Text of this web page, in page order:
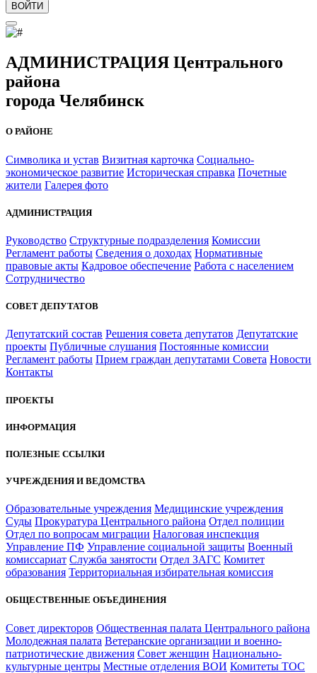
ВОЙТИ
АДМИНИСТРАЦИЯ Центрального
района
города Челябинск
О РАЙОНЕ
Символика и устав Визитная карточка Социально-
экономическое развитие Историческая справка Почетные
жители Галерея фото
АДМИНИСТРАЦИЯ
Руководство Структурные подразделения Комиссии
Регламент работы Сведения о доходах Нормативные
правовые акты Кадровое обеспечение Работа с населением
Сотрудничество
СОВЕТ ДЕПУТАТОВ
Депутатский состав Решения совета депутатов Депутатские
проекты Публичные слушания Постоянные комиссии
Регламент работы Прием граждан депутатами Совета Новости
Контакты
ПРОЕКТЫ
ИНФОРМАЦИЯ
ПОЛЕЗНЫЕ ССЫЛКИ
УЧРЕЖДЕНИЯ И ВЕДОМСТВА
Образовательные учреждения Медицинские учреждения
Суды Прокуратура Центрального района Отдел полиции
Отдел по вопросам миграции Налоговая инспекция
Управление ПФ Управление социальной защиты Военный
комиссариат Служба занятости Отдел ЗАГС Комитет
образования Территориальная избирательная комиссия
ОБЩЕСТВЕННЫЕ ОБЪЕДИНЕНИЯ
Совет директоров Общественная палата Центрального района
Молодежная палата Ветеранские организации и военно-
патриотические движения Совет женщин Национально-
культурные центры Местные отделения ВОИ Комитеты ТОС